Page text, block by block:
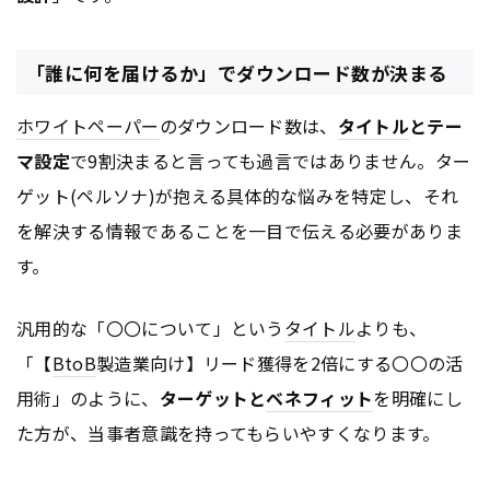
「誰に何を届けるか」でダウンロード数が決まる
ホワイトペーパーのダウンロード数は、 タイトルとテー
マ設定で9割決まると言っても過言ではありません。ター
ゲット(ペルソナ)が抱える具体的な悩みを特定し、それ
を解決する情報であることを一目で伝える必要がありま
す。
汎用的な「〇〇について」という タイトルよりも、
「【BtoB製造業向け】リード獲得を2倍にする〇〇の活
用術」のように、 ターゲットとベネフィットを明確にし
た方が、当事者意識を持ってもらいやすくなります。